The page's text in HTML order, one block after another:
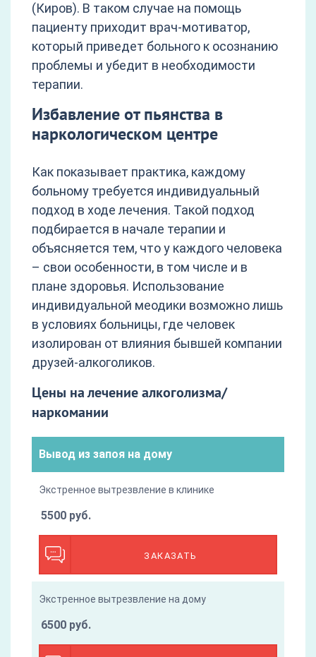
(Киров). В таком случае на помощь
пациенту приходит врач-мотиватор,
который приведет больного к осознанию
проблемы и убедит в необходимости
терапии.
Избавление от пьянства в
наркологическом центре
Как показывает практика, каждому
больному требуется индивидуальный
подход в ходе лечения. Такой подход
подбирается в начале терапии и
объясняется тем, что у каждого человека
– свои особенности, в том числе и в
плане здоровья. Использование
индивидуальной меодики возможно лишь
в условиях больницы, где человек
изолирован от влияния бывшей компании
друзей-алкоголиков.
Цены на лечение алкоголизма/
наркомании
Вывод из запоя на дому
Экстренное вытрезвление в клинике
ЗАКАЗАТЬ
5500 руб.
Экстренное вытрезвление на дому
6500 руб.